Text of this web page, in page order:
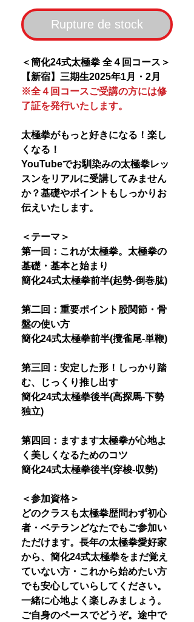
Rupture de stock
＜簡化24式太極拳 全４回コース＞
【新宿】三期生2025年1月・2月
※全４回コースご受講の方には修
了証を発行いたします。
太極拳がもっと好きになる！楽し
くなる！
YouTubeでお馴染みの太極拳レッ
スンをリアルに受講してみません
か？基礎やポイントもしっかりお
伝えいたします。
＜テーマ＞
第一回：これが太極拳。太極拳の
基礎・基本と始まり
簡化24式太極拳前半(起勢-倒巻肱)
第二回：重要ポイント股関節・骨
盤の使い方
簡化24式太極拳前半(攬雀尾-単鞭)
第三回：安定した形！しっかり踏
む、じっくり推し出す
簡化24式太極拳後半(高探馬-下勢
独立)
第四回：ますます太極拳が心地よ
く美しくなるためのコツ
簡化24式太極拳後半(穿梭-収勢)
＜参加資格＞
どのクラスも太極拳歴問わず初心
者・ベテランどなたでもご参加い
ただけます。長年の太極拳愛好家
から、簡化24式太極拳をまだ覚え
ていない方・これから始めたい方
でも安心していらしてください。
一緒に心地よく楽しみましょう。
ご自身のペースでどうぞ。途中で